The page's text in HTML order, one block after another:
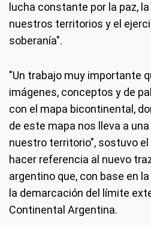
lucha constante por la paz,
nuestros territorios y el
soberanía".
"Un trabajo muy importante
imágenes, conceptos y de
con el mapa bicontinental,
de este mapa nos lleva a
nuestro territorio", sostuvo el
hacer referencia al nuevo
argentino que, con base en
la demarcación del límite
Continental Argentina.